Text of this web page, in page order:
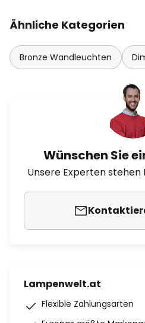
Ähnliche Kategorien
Bronze Wandleuchten
Wünschen Sie
Unsere Experten stehen
Lampenwelt.at
Flexible Zahlungsarten